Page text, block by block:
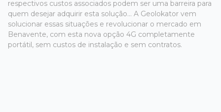
respectivos custos associados podem ser uma barreira para
quem desejar adquirir esta solução... A Geolokator vem
solucionar essas situações e revolucionar o mercado em
Benavente, com esta nova opção 4G completamente
portátil, sem custos de instalação e sem contratos.